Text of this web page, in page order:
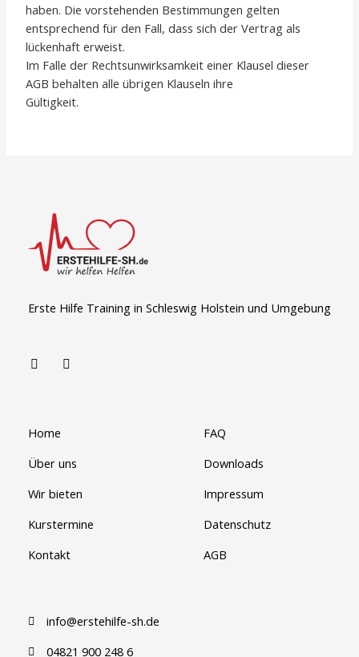
haben. Die vorstehenden Bestimmungen gelten
entsprechend für den Fall, dass sich der Vertrag als
lückenhaft erweist.
Im Falle der Rechtsunwirksamkeit einer Klausel dieser
AGB behalten alle übrigen Klauseln ihre
Gültigkeit.
Erste Hilfe Training in Schleswig Holstein und Umgebung
Home
Über uns
Wir bieten
Kurstermine
Kontakt
FAQ
Downloads
Impressum
Datenschutz
AGB
info@erstehilfe-sh.de
04821 900 248 6